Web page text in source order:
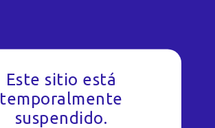
Este sitio está
temporalmente
suspendido.